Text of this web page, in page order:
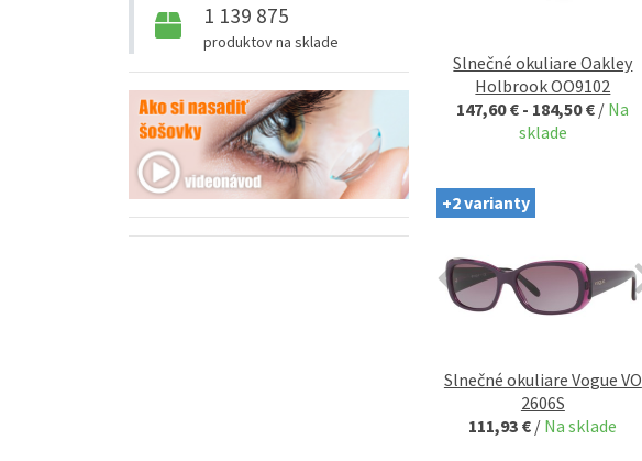
1 139 875
produktov na sklade
Slnečné okuliare Oakley
Holbrook OO9102
147,60 € - 184,50 € / Na
sklade
+2 varianty
Slnečné okuliare Vogue VO
2606S
111,93 € / Na sklade